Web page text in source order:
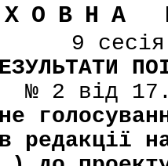
9
№ 2 від
редакції